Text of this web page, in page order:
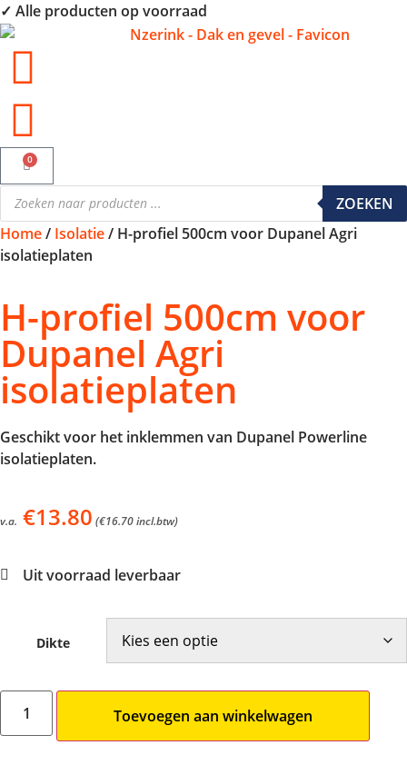
✓ Alle producten op voorraad
0
ZOEKEN
Home/ Isolatie/ H-profiel 500cm voor Dupanel Agri
isolatieplaten
H-profiel 500cm voor
Dupanel Agri
isolatieplaten
Geschikt voor het inklemmen van Dupanel Powerline
isolatieplaten.
v.a. €13.80 (€16.70incl.btw)
Uit voorraad leverbaar
Dikte
Toevoegen aan winkelwagen